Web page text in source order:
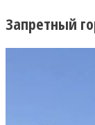
Запретный